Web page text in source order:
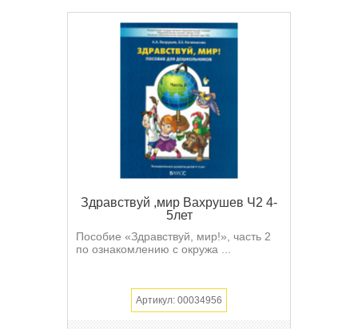
Здравствуй ,мир Вахрушев Ч2 4-
5лет
Пособие «Здравствуй, мир!», часть 2
по ознакомлению с окружа ...
Артикул: 00034956